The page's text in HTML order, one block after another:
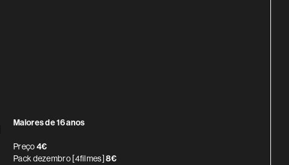
INFORMAÇÃO ADICIONAL
Maiores de 16 anos
Preço4€
Pack dezembro [4filmes]8€